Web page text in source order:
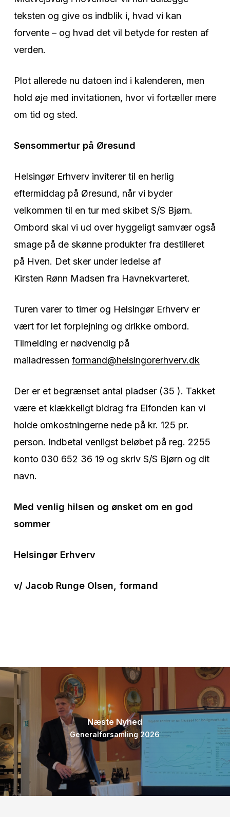
teksten og give os indblik i, hvad vi kan
forvente – og hvad det vil betyde for resten af
verden.
Plot allerede nu datoen ind i kalenderen, men
hold øje med invitationen, hvor vi fortæller mere
om tid og sted.
Sensommertur på Øresund
Helsingør Erhverv inviterer til en herlig
eftermiddag på Øresund, når vi byder
velkommen til en tur med skibet S/S Bjørn.
Ombord skal vi ud over hyggeligt samvær også
smage på de skønne produkter fra destilleret
på Hven. Det sker under ledelse af
Kirsten Rønn Madsen fra Havnekvarteret.
Turen varer to timer og Helsingør Erhverv er
vært for let forplejning og drikke ombord.
Tilmelding er nødvendig på
mailadressen formand@helsingorerhverv.dk
Der er et begrænset antal pladser (35 ). Takket
være et klækkeligt bidrag fra Elfonden kan vi
holde omkostningerne nede på kr. 125 pr.
person. Indbetal venligst beløbet på reg. 2255
konto 030 652 36 19 og skriv S/S Bjørn og dit
navn.
Med venlig hilsen og ønsket om en god
sommer
Helsingør Erhverv
v/ Jacob Runge Olsen, formand
Næste Nyhed
Generalforsamling 2026